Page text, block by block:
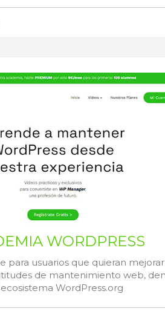
WORDPRESS
para usuarios que quieran
de mantenimiento web,
WordPress.org